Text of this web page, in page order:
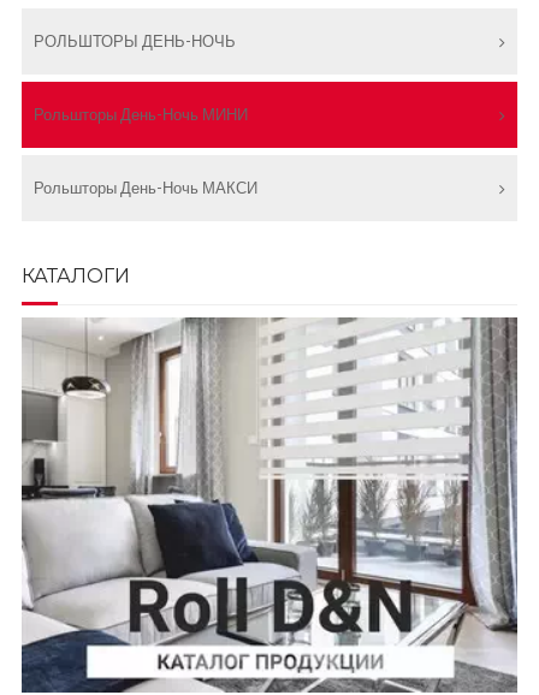
РОЛЬШТОРЫ ДЕНЬ-НОЧЬ
Рольшторы День-Ночь МИНИ
Рольшторы День-Ночь МАКСИ
КАТАЛОГИ